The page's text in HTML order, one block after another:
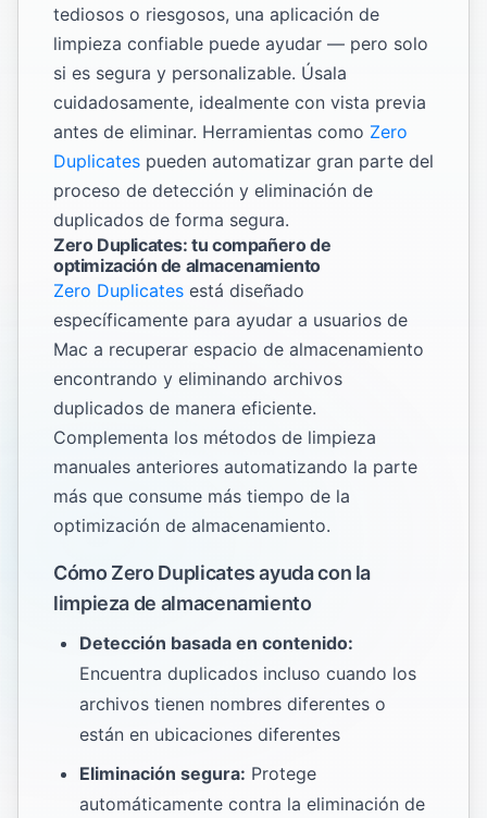
tediosos o riesgosos, una aplicación de
limpieza confiable puede ayudar — pero solo
si es segura y personalizable. Úsala
cuidadosamente, idealmente con vista previa
antes de eliminar. Herramientas como Zero
Duplicates pueden automatizar gran parte del
proceso de detección y eliminación de
duplicados de forma segura.
Zero Duplicates: tu compañero de
optimización de almacenamiento
Zero Duplicates está diseñado
específicamente para ayudar a usuarios de
Mac a recuperar espacio de almacenamiento
encontrando y eliminando archivos
duplicados de manera eficiente.
Complementa los métodos de limpieza
manuales anteriores automatizando la parte
más que consume más tiempo de la
optimización de almacenamiento.
Cómo Zero Duplicates ayuda con la
limpieza de almacenamiento
Detección basada en contenido:
Encuentra duplicados incluso cuando los
archivos tienen nombres diferentes o
están en ubicaciones diferentes
Eliminación segura: Protege
automáticamente contra la eliminación de